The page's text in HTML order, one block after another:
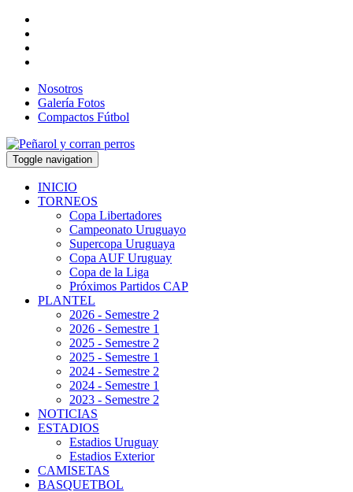
Nosotros
Galería Fotos
Compactos Fútbol
Toggle navigation
INICIO
TORNEOS
Copa Libertadores
Campeonato Uruguayo
Supercopa Uruguaya
Copa AUF Uruguay
Copa de la Liga
Próximos Partidos CAP
PLANTEL
2026 - Semestre 2
2026 - Semestre 1
2025 - Semestre 2
2025 - Semestre 1
2024 - Semestre 2
2024 - Semestre 1
2023 - Semestre 2
NOTICIAS
ESTADIOS
Estadios Uruguay
Estadios Exterior
CAMISETAS
BASQUETBOL